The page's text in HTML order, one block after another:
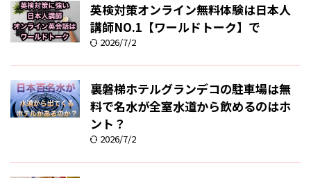
英検対策オンライン無料体験は日本人
講師NO.1【ワールドトーク】で
2026/7/2
裏磐梯ホテルグランデコの駐車場は無
料で名水が全室水道から飲めるのはホ
ント？
2026/7/2